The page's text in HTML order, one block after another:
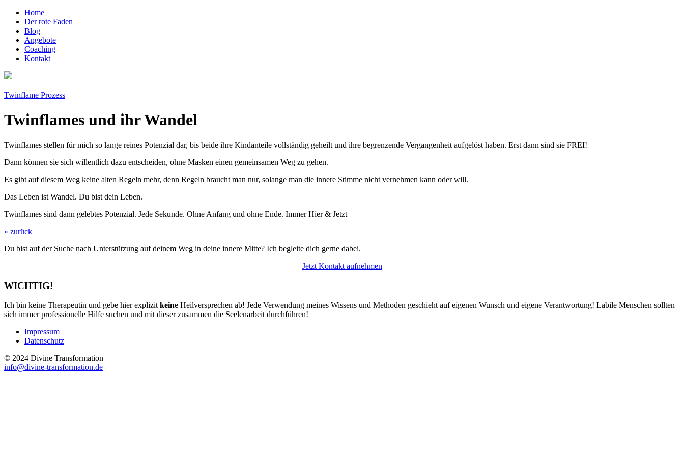
Home
Der rote Faden
Blog
Angebote
Coaching
Kontakt
Twinflame Prozess
Twinflames und ihr Wandel
Twinflames stellen für mich so lange reines Potenzial dar, bis beide ihre Kindanteile vollständig geheilt und ihre begrenzende Vergangenheit aufgelöst haben. Erst dann sind sie FREI!
Dann können sie sich willentlich dazu entscheiden, ohne Masken einen gemeinsamen Weg zu gehen.
Es gibt auf diesem Weg keine alten Regeln mehr, denn Regeln braucht man nur, solange man die innere Stimme nicht vernehmen kann oder will.
Das Leben ist Wandel. Du bist dein Leben.
Twinflames sind dann gelebtes Potenzial. Jede Sekunde. Ohne Anfang und ohne Ende. Immer Hier & Jetzt
« zurück
Du bist auf der Suche nach Unterstützung auf deinem Weg in deine innere Mitte? Ich begleite dich gerne dabei.
Jetzt Kontakt aufnehmen
WICHTIG!
Ich bin keine Therapeutin und gebe hier explizit keine Heilversprechen ab! Jede Verwendung meines Wissens und Methoden geschieht auf eigenen Wunsch und eigene Verantwortung! Labile Menschen sollten
sich immer professionelle Hilfe suchen und mit dieser zusammen die Seelenarbeit durchführen!
Impressum
Datenschutz
© 2024 Divine Transformation
info@divine-transformation.de